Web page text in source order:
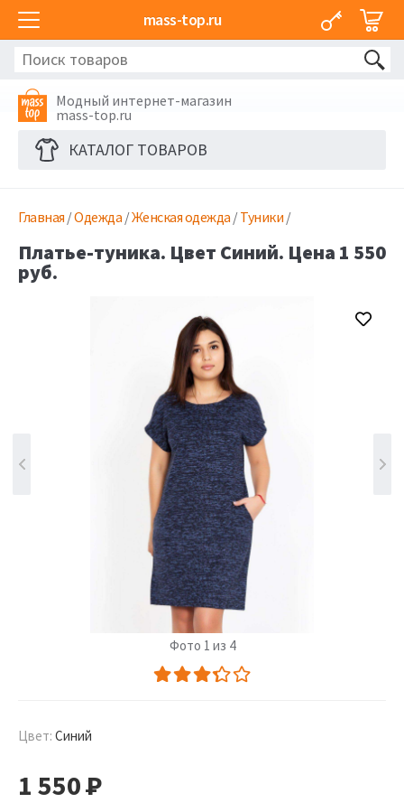
mass-top.ru
Модный интернет-магазин
mass-top.ru
КАТАЛОГ ТОВАРОВ
Главная /Одежда /Женская одежда /Туники /
Платье-туника. Цвет Синий. Цена 1 550
руб.
Фото 1 из 4
Цвет: Синий
1 550Р